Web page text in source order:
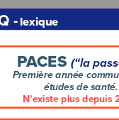
- LEXIQUE
PACES (“LA
PREMIÈRE ANNÉE
ÉTUDES DE
N’EXISTE PLUS